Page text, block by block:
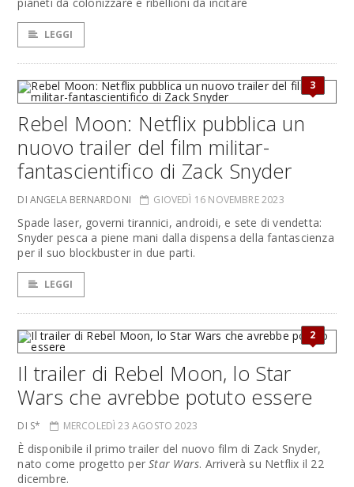
LEGGI
3
Rebel Moon: Netflix pubblica un
nuovo trailer del film militar-
fantascientifico di Zack Snyder
DI ANGELA BERNARDONI GIOVEDÌ 16 NOVEMBRE 2023
Spade laser, governi tirannici, androidi, e sete di vendetta:
Snyder pesca a piene mani dalla dispensa della fantascienza
per il suo blockbuster in due parti.
LEGGI
2
Il trailer di Rebel Moon, lo Star
Wars che avrebbe potuto essere
DI S* MERCOLEDÌ 23 AGOSTO 2023
È disponibile il primo trailer del nuovo film di Zack Snyder,
nato come progetto perStar Wars. Arriverà su Netflix il 22
dicembre.